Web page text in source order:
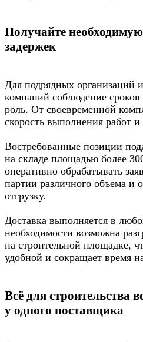
Получайте
задержек
Для подрядных организаций
компаний соблюдение
роль. От своевременной
скорость выполнения работ и
Востребованные позиции
на складе площадью более
оперативно обрабатывать
партии различного объема и
отгрузку.
Доставка выполняется в
необходимости возможна
на строительной площадке,
удобной и сокращает время
Всё для
у одного поставщика